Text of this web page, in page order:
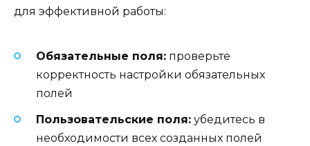
для эффективной работы:
Обязательные поля: проверьте
корректность настройки обязательных
полей
Пользовательские поля: убедитесь в
необходимости всех созданных полей